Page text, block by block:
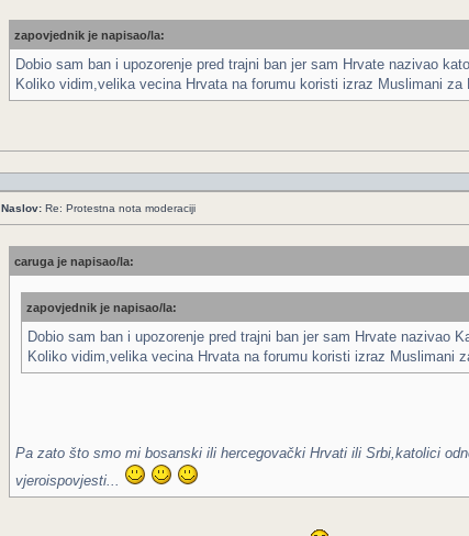
zapovjednik je napisao/la:
Dobio sam ban i upozorenje pred trajni ban jer sam Hrvate nazivao
Koliko vidim,velika vecina Hrvata na forumu koristi izraz Muslimani
Naslov: Re: Protestna nota moderaciji
caruga je napisao/la:
zapovjednik je napisao/la:
Dobio sam ban i upozorenje pred trajni ban jer sam Hrvate nazivao
Koliko vidim,velika vecina Hrvata na forumu koristi izraz Muslimani
Pa zato što smo mi bosanski ili hercegovački Hrvati ili Srbi,katolici
vjeroispovjesti...